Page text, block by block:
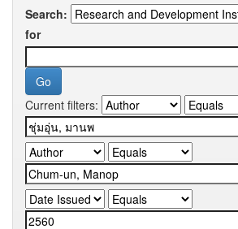
Search:
for
Current filters: